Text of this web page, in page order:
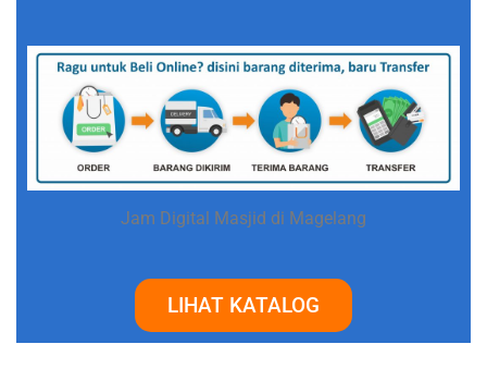
Jam Digital Masjid di Magelang
LIHAT KATALOG